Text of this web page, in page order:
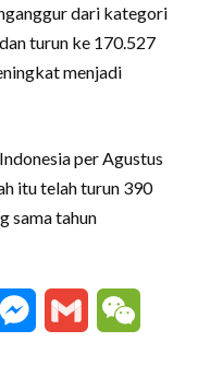
dari kategori
turun ke 170.527
menjadi
per Agustus
itu telah turun 390
sama tahun
Messenger
Gmail